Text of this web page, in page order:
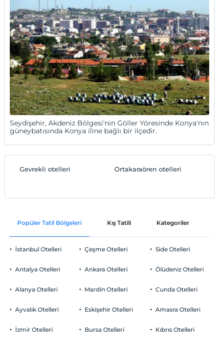
Seydişehir, Akdeniz Bölgesi'nin Göller Yöresinde Konya'nın
güneybatısında Konya iline bağlı bir ilçedir.
Gevrekli otelleri Ortakaraören otelleri
Popüler Tatil Bölgeleri Kış Tatili Kategoriler
İstanbul Otelleri
Antalya Otelleri
Alanya Otelleri
Ayvalık Otelleri
İzmir Otelleri
Çeşme Otelleri
Ankara Otelleri
Mardin Otelleri
Eskişehir Otelleri
Bursa Otelleri
Side Otelleri
Ölüdeniz Otelleri
Cunda Otelleri
Amasra Otelleri
Kıbrıs Otelleri